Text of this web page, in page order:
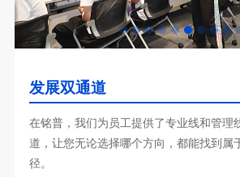
发展双通道
径。